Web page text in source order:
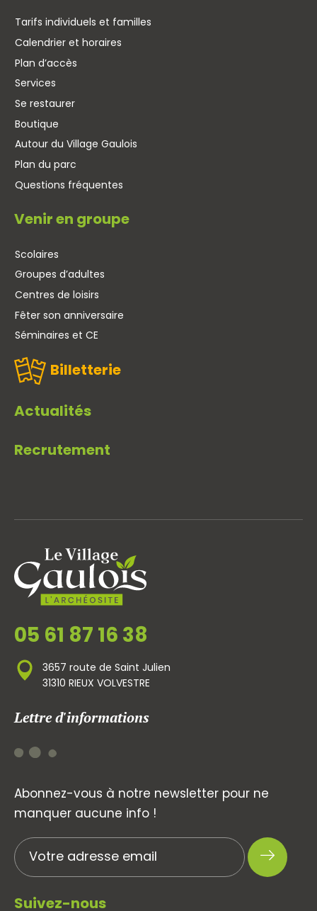
Tarifs individuels et familles
Calendrier et horaires
Plan d’accès
Services
Se restaurer
Boutique
Autour du Village Gaulois
Plan du parc
Questions fréquentes
Venir en groupe
Scolaires
Groupes d’adultes
Centres de loisirs
Fêter son anniversaire
Séminaires et CE
Billetterie
Actualités
Recrutement
05 61 87 16 38
3657 route de Saint Julien
31310 RIEUX VOLVESTRE
Lettre d'informations
Abonnez-vous à notre newsletter pour ne
manquer aucune info !
Suivez-nous